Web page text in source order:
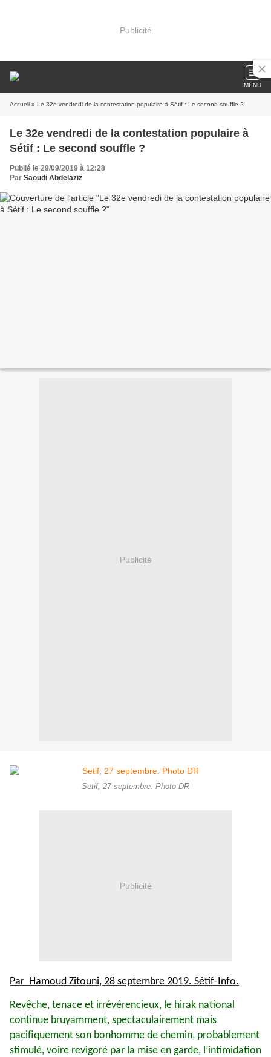
Publicité
MENU
Accueil » Le 32e vendredi de la contestation populaire à Sétif : Le second souffle ?
Le 32e vendredi de la contestation populaire à
Sétif : Le second souffle ?
Publié le 29/09/2019 à 12:28
Par Saoudi Abdelaziz
Publicité
Setif, 27 septembre. Photo DR
Publicité
Par Hamoud Zitouni, 28 septembre 2019. Sétif-Info.
Revêche, tenace et irrévérencieux, le hirak national
continue bruyamment, spectaculairement mais
pacifiquement son bonhomme de chemin, probablement
stimulé, voire revigoré par la mise en garde, l’intimidation